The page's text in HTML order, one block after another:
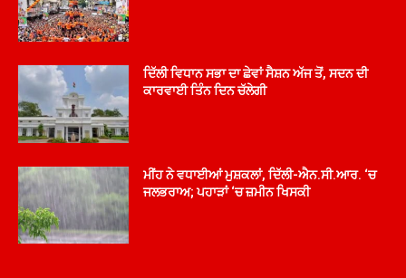
ਦਿੱਲੀ ਵਿਧਾਨ ਸਭਾ ਦਾ ਛੇਵਾਂ ਸੈਸ਼ਨ ਅੱਜ ਤੋਂ, ਸਦਨ ਦੀ
ਕਾਰਵਾਈ ਤਿੰਨ ਦਿਨ ਚੱਲੇਗੀ
ਮੀਂਹ ਨੇ ਵਧਾਈਆਂ ਮੁਸ਼ਕਲਾਂ, ਦਿੱਲੀ-ਐਨ.ਸੀ.ਆਰ. ‘ਚ
ਜਲਭਰਾਅ; ਪਹਾੜਾਂ ‘ਚ ਜ਼ਮੀਨ ਖਿਸਕੀ